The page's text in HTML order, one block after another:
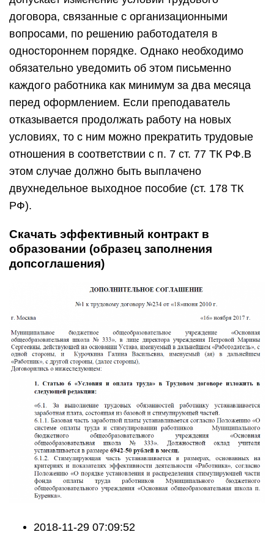
договора, связанные с организационными
вопросами, по решению работодателя в
одностороннем порядке. Однако необходимо
обязательно уведомить об этом письменно
каждого работника как минимум за два месяца
перед оформлением. Если преподаватель
отказывается продолжать работу на новых
условиях, то с ним можно прекратить трудовые
отношения в соответствии с п. 7 ст. 77 ТК РФ.В
этом случае должно быть выплачено
двухнедельное выходное пособие (ст. 178 ТК
РФ).
Скачать эффективный контракт в
образовании (образец заполнения
допсоглашения)
2018-11-29 07:09:52